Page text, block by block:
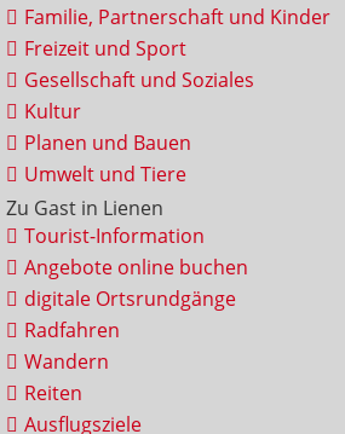
Familie, Partnerschaft und Kinder
Freizeit und Sport
Gesellschaft und Soziales
Kultur
Planen und Bauen
Umwelt und Tiere
Zu Gast in Lienen
Tourist-Information
Angebote online buchen
digitale Ortsrundgänge
Radfahren
Wandern
Reiten
Ausflugsziele